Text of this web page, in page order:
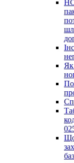
Як